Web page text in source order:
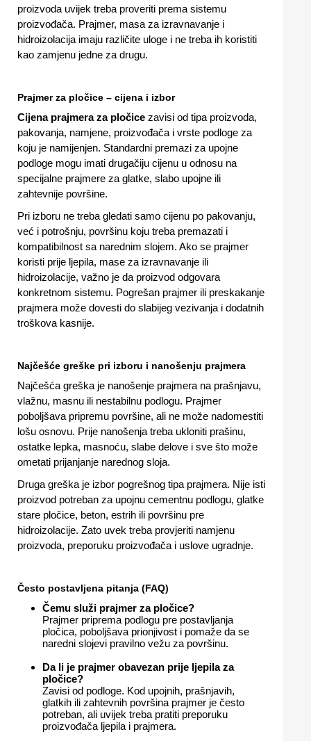
proizvoda uvijek treba proveriti prema sistemu
proizvođača. Prajmer, masa za izravnavanje i
hidroizolacija imaju različite uloge i ne treba ih koristiti
kao zamjenu jedne za drugu.
Prajmer za pločice – cijena i izbor
Cijena prajmera za pločice zavisi od tipa proizvoda,
pakovanja, namjene, proizvođača i vrste podloge za
koju je namijenjen. Standardni premazi za upojne
podloge mogu imati drugačiju cijenu u odnosu na
specijalne prajmere za glatke, slabo upojne ili
zahtevnije površine.
Pri izboru ne treba gledati samo cijenu po pakovanju,
već i potrošnju, površinu koju treba premazati i
kompatibilnost sa narednim slojem. Ako se prajmer
koristi prije ljepila, mase za izravnavanje ili
hidroizolacije, važno je da proizvod odgovara
konkretnom sistemu. Pogrešan prajmer ili preskakanje
prajmera može dovesti do slabijeg vezivanja i dodatnih
troškova kasnije.
Najčešće greške pri izboru i nanošenju prajmera
Najčešća greška je nanošenje prajmera na prašnjavu,
vlažnu, masnu ili nestabilnu podlogu. Prajmer
poboljšava pripremu površine, ali ne može nadomestiti
lošu osnovu. Prije nanošenja treba ukloniti prašinu,
ostatke lepka, masnoću, slabe delove i sve što može
ometati prijanjanje narednog sloja.
Druga greška je izbor pogrešnog tipa prajmera. Nije isti
proizvod potreban za upojnu cementnu podlogu, glatke
stare pločice, beton, estrih ili površinu pre
hidroizolacije. Zato uvek treba provjeriti namjenu
proizvoda, preporuku proizvođača i uslove ugradnje.
Često postavljena pitanja (FAQ)
Čemu služi prajmer za pločice?
Prajmer priprema podlogu pre postavljanja
pločica, poboljšava prionjivost i pomaže da se
naredni slojevi pravilno vežu za površinu.
Da li je prajmer obavezan prije ljepila za
pločice?
Zavisi od podloge. Kod upojnih, prašnjavih,
glatkih ili zahtevnih površina prajmer je često
potreban, ali uvijek treba pratiti preporuku
proizvođača ljepila i prajmera.